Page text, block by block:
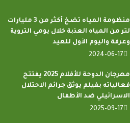
منظومة المياه تضخ أكثر من 3 مليارات
لتر من المياه العذبة خلال يومي التروية
وعرفة واليوم الأول للعيد
2024-06-17
مهرجان الدوحة للأفلام 2025 يفتتح
فعالياته بفيلم يوثق جرائم الاحتلال
الاسرائيلي ضد الأطفال
2025-09-17